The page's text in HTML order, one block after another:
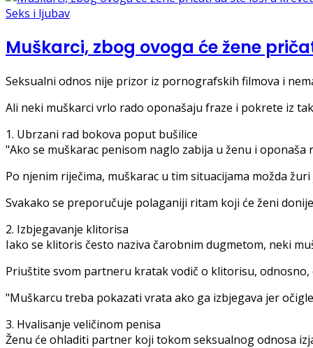
Seks i ljubav
Muškarci, zbog ovoga će žene
Seksualni odnos nije prizor iz pornografskih filmova i
Ali neki muškarci vrlo rado oponašaju fraze i pokrete iz
1. Ubrzani rad bokova poput bušilice
"Ako se muškarac penisom naglo zabija u ženu i
Po njenim riječima, muškarac u tim situacijama možda
Svakako se preporučuje polaganiji ritam koji će ženi
2. Izbjegavanje klitorisa
Iako se klitoris često naziva čarobnim dugmetom, neki
Priuštite svom partneru kratak vodič o klitorisu,
"Muškarcu treba pokazati vrata ako ga izbjegava jer
3. Hvalisanje veličinom penisa
Ženu će ohladiti partner koji tokom seksualnog odnosa